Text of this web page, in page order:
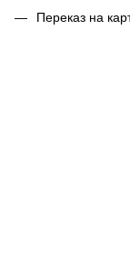
Переказ на